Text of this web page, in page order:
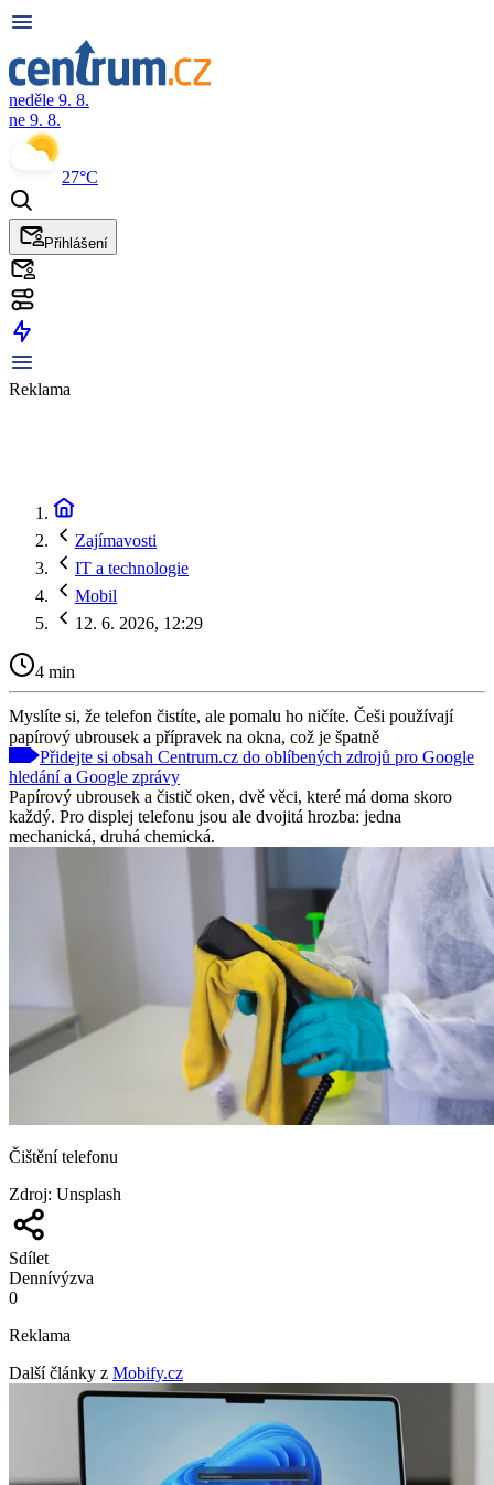
neděle 9. 8.
ne 9. 8.
27°C
Přihlášení
Reklama
Zajímavosti
IT a technologie
Mobil
12. 6. 2026, 12:29
4 min
Myslíte si, že telefon čistíte, ale pomalu ho ničíte. Češi používají
papírový ubrousek a přípravek na okna, což je špatně
Přidejte si obsah Centrum.cz do oblíbených zdrojů pro Google
hledání a Google zprávy
Papírový ubrousek a čistič oken, dvě věci, které má doma skoro
každý. Pro displej telefonu jsou ale dvojitá hrozba: jedna
mechanická, druhá chemická.
Čištění telefonu
Zdroj: Unsplash
Sdílet
Dennívýzva
0
Reklama
Další články z Mobify.cz